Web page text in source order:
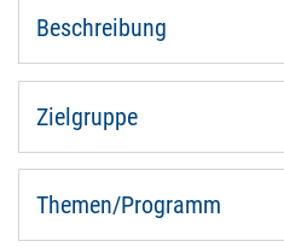
Beschreibung
Zielgruppe
Themen/Programm